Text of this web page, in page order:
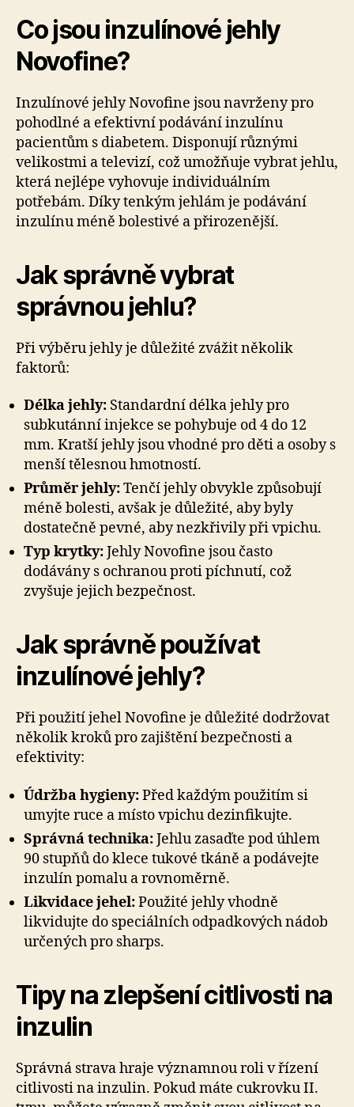
Co jsou inzulínové jehly
Novofine?
Inzulínové jehly Novofine jsou navrženy pro
pohodlné a efektivní podávání inzulínu
pacientům s diabetem. Disponují různými
velikostmi a televizí, což umožňuje vybrat jehlu,
která nejlépe vyhovuje individuálním
potřebám. Díky tenkým jehlám je podávání
inzulínu méně bolestivé a přirozenější.
Jak správně vybrat
správnou jehlu?
Při výběru jehly je důležité zvážit několik
faktorů:
Délka jehly: Standardní délka jehly pro
subkutánní injekce se pohybuje od 4 do 12
mm. Kratší jehly jsou vhodné pro děti a osoby s
menší tělesnou hmotností.
Průměr jehly:Tenčí jehly obvykle způsobují
méně bolesti, avšak je důležité, aby byly
dostatečně pevné, aby nezkřivily při vpichu.
Typ krytky:Jehly Novofine jsou často
dodávány s ochranou proti píchnutí, což
zvyšuje jejich bezpečnost.
Jak správně používat
inzulínové jehly?
Při použití jehel Novofine je důležité dodržovat
několik kroků pro zajištění bezpečnosti a
efektivity:
Údržba hygieny:Před každým použitím si
umyjte ruce a místo vpichu dezinfikujte.
Správná technika:Jehlu zasaďte pod úhlem
90 stupňů do klece tukové tkáně a podávejte
inzulín pomalu a rovnoměrně.
Likvidace jehel:Použité jehly vhodně
likvidujte do speciálních odpadkových nádob
určených pro sharps.
Tipy na zlepšení citlivosti na
inzulin
Správná strava hraje významnou roli v řízení
citlivosti na inzulin. Pokud máte cukrovku II.